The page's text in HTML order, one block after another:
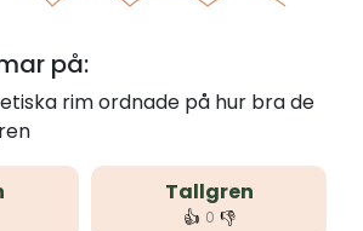
på:
rim ordnade på hur bra de
Tallgren
👍 0 👎